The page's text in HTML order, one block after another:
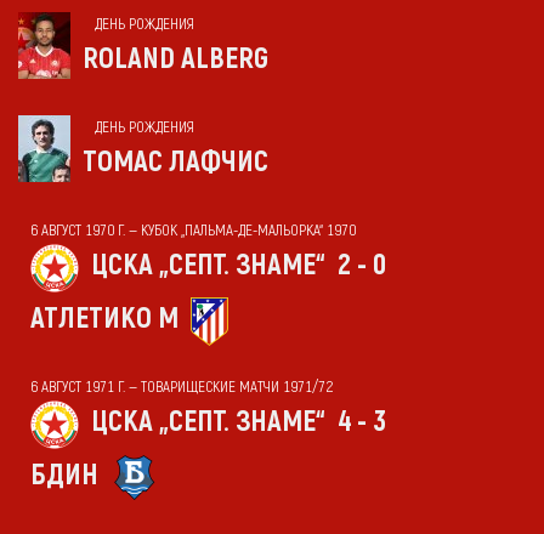
ДЕНЬ РОЖДЕНИЯ
ROLAND ALBERG
ДЕНЬ РОЖДЕНИЯ
ТОМАС ЛАФЧИС
6 АВГУСТ 1970 Г. — КУБОК „ПАЛЬМА-ДЕ-МАЛЬОРКА“ 1970
ЦСКА „СЕПТ. ЗНАМЕ“ 2 - 0
АТЛЕТИКО М
6 АВГУСТ 1971 Г. — ТОВАРИЩЕСКИЕ МАТЧИ 1971/72
ЦСКА „СЕПТ. ЗНАМЕ“ 4 - 3
БДИН